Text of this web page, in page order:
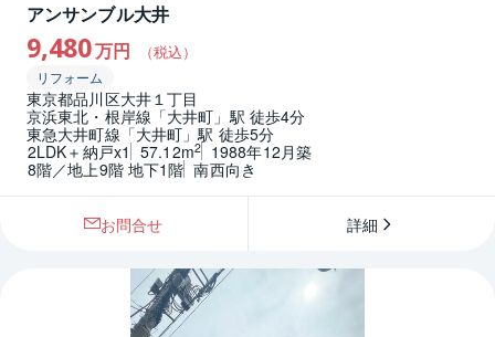
アンサンブル大井
9,480万円 （税込）
リフォーム
東京都品川区大井１丁目
京浜東北・根岸線「大井町」駅 徒歩4分
東急大井町線「大井町」駅 徒歩5分
2LDK＋納戸x1
57.12m2
1988年12月築
8階／地上9階 地下1階 南西向き
お問合せ 詳細